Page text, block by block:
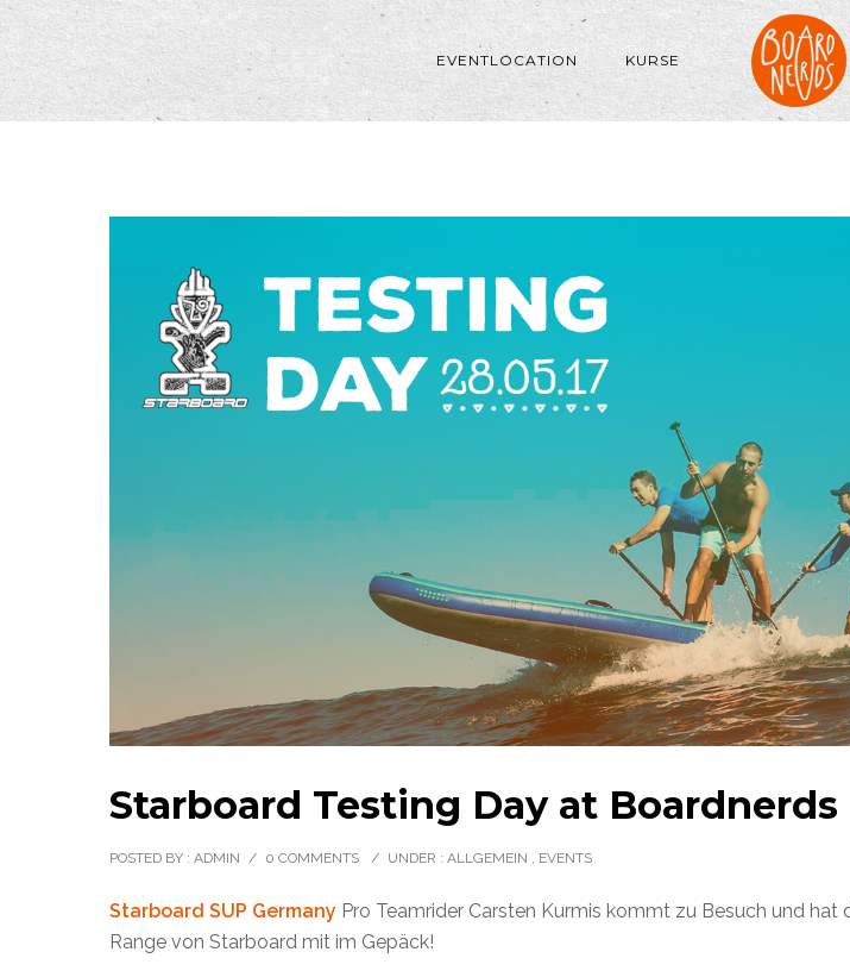
EVENTLOCATION KURSE
Starboard Testing Day at Boardnerds
POSTED BY : ADMIN / 0 COMMENTS / UNDER : ALLGEMEIN , EVENTS
Starboard SUP Germany Pro Teamrider Carsten Kurmis kommt zu Besuch und hat
Range von Starboard mit im Gepäck!